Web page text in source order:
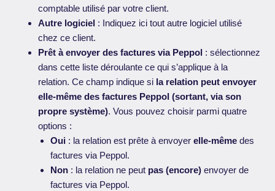
comptable utilisé par votre client.
Autre logiciel : Indiquez ici tout autre logiciel utilisé
chez ce client.
Prêt à envoyer des factures via Peppol : sélectionnez
dans cette liste déroulante ce qui s’applique à la
relation. Ce champ indique si la relation peut envoyer
elle-même des factures Peppol (sortant, via son
propre système). Vous pouvez choisir parmi quatre
options :
Oui : la relation est prête à envoyerelle-même des
factures via Peppol.
Non : la relation ne peut pas (encore) envoyer de
factures via Peppol.